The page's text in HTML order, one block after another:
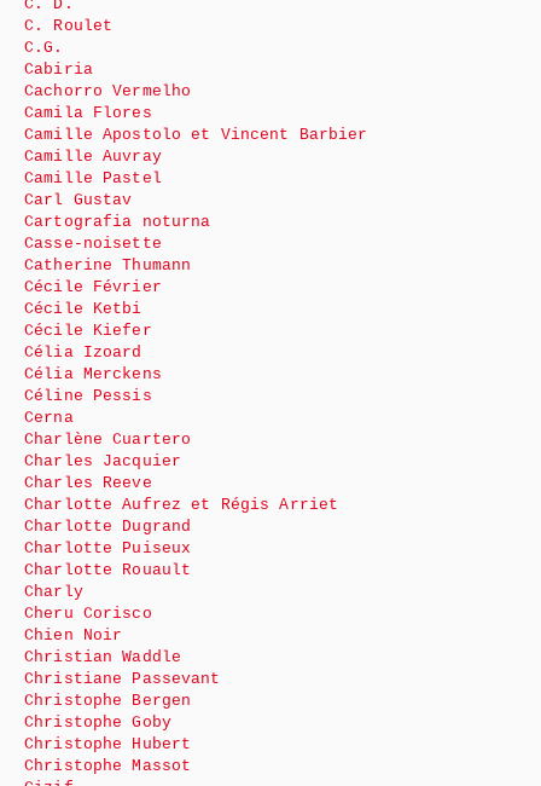
C. D.
C. Roulet
C.G.
Cabiria
Cachorro Vermelho
Camila Flores
Camille Apostolo et Vincent Barbier
Camille Auvray
Camille Pastel
Carl Gustav
Cartografia noturna
Casse-noisette
Catherine Thumann
Cécile Février
Cécile Ketbi
Cécile Kiefer
Célia Izoard
Célia Merckens
Céline Pessis
Cerna
Charlène Cuartero
Charles Jacquier
Charles Reeve
Charlotte Aufrez et Régis Arriet
Charlotte Dugrand
Charlotte Puiseux
Charlotte Rouault
Charly
Cheru Corisco
Chien Noir
Christian Waddle
Christiane Passevant
Christophe Bergen
Christophe Goby
Christophe Hubert
Christophe Massot